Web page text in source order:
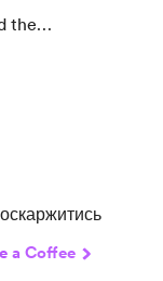
the
review
a Coffee